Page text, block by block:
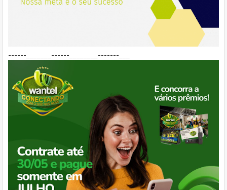
------_______------________-------___